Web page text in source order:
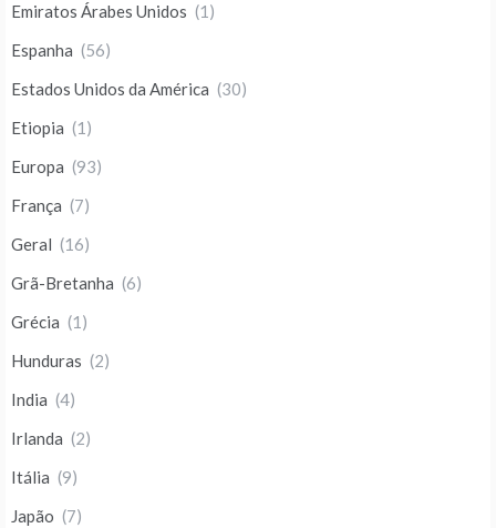
Emiratos Árabes Unidos (1)
Espanha (56)
Estados Unidos da América (30)
Etiopia (1)
Europa (93)
França (7)
Geral (16)
Grã-Bretanha (6)
Grécia (1)
Hunduras (2)
India (4)
Irlanda (2)
Itália (9)
Japão (7)